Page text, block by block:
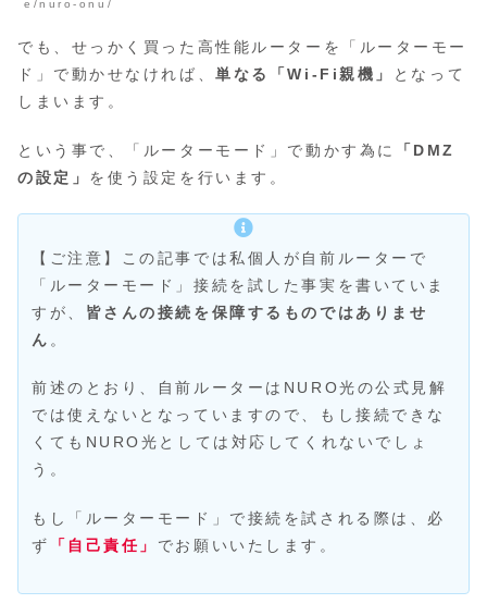
e/nuro-onu/
でも、せっかく買った高性能ルーターを「ルーターモー
ド」で動かせなければ、単なる「Wi-Fi親機」
となって
しまいます。
という事で、「ルーターモード」で動かす為に
「DMZ
の設定」 を使う設定を行います。
【ご注意】この記事では私個人が自前ルーターで
「ルーターモード」接続を試した事実を書いていま
すが、 皆さんの接続を保障するものではありませ
ん 。
前述のとおり、自前ルーターはNURO光の公式見解
では使えないとなっていますので、もし接続できな
くてもNURO光としては対応してくれないでしょ
う。
もし「ルーターモード」で接続を試される際は、必
ず
「自己責任」 でお願いいたします。